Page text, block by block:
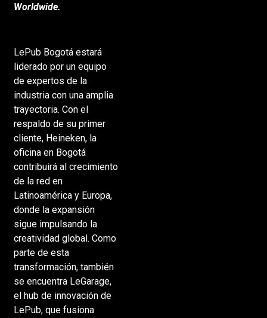
Worldwide.
LePub Bogotá estará
liderado por un equipo
de expertos de la
industria con una amplia
trayectoria. Con el
respaldo de su primer
cliente, Heineken, la
oficina en Bogotá
contribuirá al crecimiento
de la red en
Latinoamérica y Europa,
donde la expansión
sigue impulsando la
creatividad global. Como
parte de esta
transformación, también
se encuentra LeGarage,
el hub de innovación de
LePub, que fusiona